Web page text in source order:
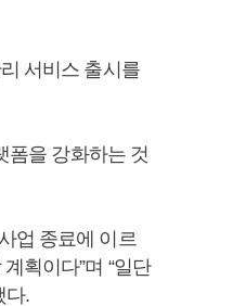
서비스 출시를
폼을 강화하는 것
업 종료에 이르
획이다”며 “일단
다.